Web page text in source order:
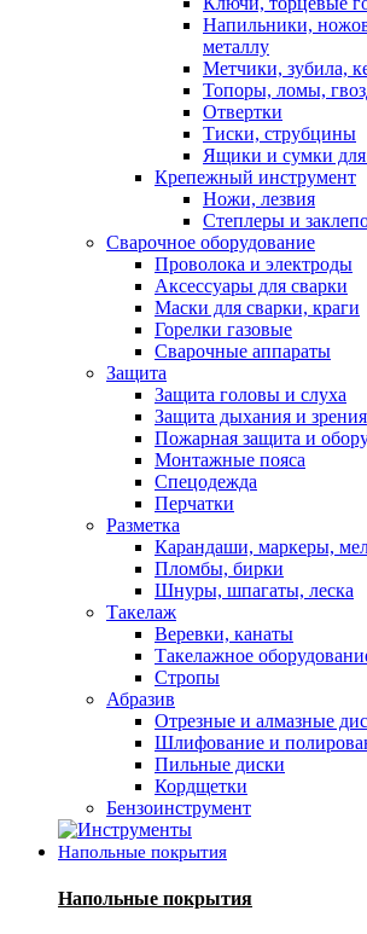
Напильники,
металлу
Метчики, зубила,
Топоры, ломы,
Отвертки
Тиски, струбцины
Ящики и сумки для
Крепежный инструмент
Ножи, лезвия
Степлеры и
Сварочное оборудование
Проволока и электроды
Аксессуары для сварки
Маски для сварки, краги
Горелки газовые
Сварочные аппараты
Защита
Защита головы и слуха
Защита дыхания и зрения
Пожарная защита и
Монтажные пояса
Спецодежда
Перчатки
Разметка
Карандаши, маркеры,
Пломбы, бирки
Шнуры, шпагаты, леска
Такелаж
Веревки, канаты
Такелажное
Стропы
Абразив
Отрезные и алмазные
Шлифование и
Пильные диски
Кордщетки
Бензоинструмент
Напольные покрытия
Напольные покрытия